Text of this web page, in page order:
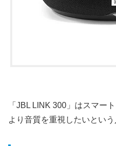
「JBL LINK 300」はスマー
より音質を重視したいという